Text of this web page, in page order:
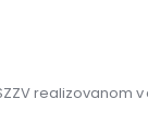
realizovanom v